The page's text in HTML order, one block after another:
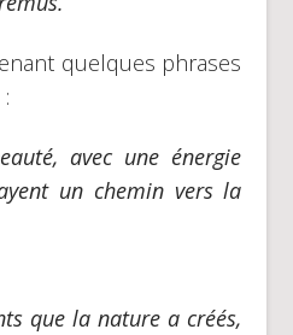
quelques phrases
avec une énergie
un chemin vers la
que la nature a créés,